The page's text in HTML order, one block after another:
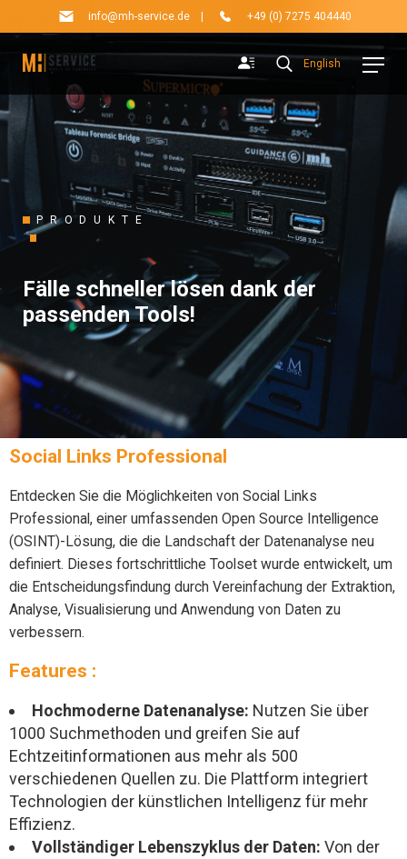
info@mh-service.de +49 (0) 7275 404440
English
PRODUKTE
Fälle schneller lösen dank der
passenden Tools!
Social Links Professional
Entdecken Sie die Möglichkeiten von Social Links
Professional, einer umfassenden Open Source Intelligence
(OSINT)-Lösung, die die Landschaft der Datenanalyse neu
definiert. Dieses fortschrittliche Toolset wurde entwickelt, um
die Entscheidungsfindung durch Vereinfachung der Extraktion,
Analyse, Visualisierung und Anwendung von Daten zu
verbessern.
Features :
Hochmoderne Datenanalyse: Nutzen Sie über
1000 Suchmethoden und greifen Sie auf
Echtzeitinformationen aus mehr als 500
verschiedenen Quellen zu. Die Plattform integriert
Technologien der künstlichen Intelligenz für mehr
Effizienz.
Vollständiger Lebenszyklus der Daten: Von der